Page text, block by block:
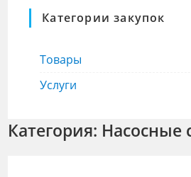
Категории закупок
Товары
Услуги
Категория: Насосные